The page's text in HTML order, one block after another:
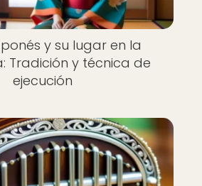
y su lugar en la
Tradición y técnica de
ejecución